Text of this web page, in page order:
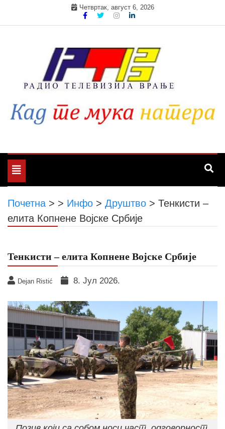
Четвртак, август 6, 2026
Toggle
navigation
Почетна > > Инфо > Друштво > Тенкисти –
елита Копнене Војске Србије
Тенкисти – елита Копнене Војске Србије
Dejan Ristić 8. Јул 2026.